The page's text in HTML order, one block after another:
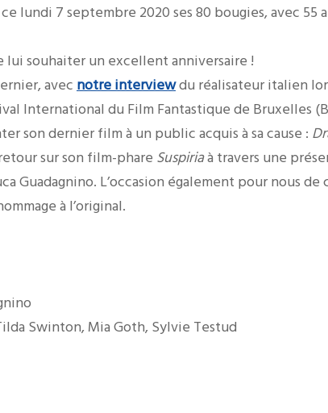
lundi 7 septembre 2020 ses 80 bougies, avec 55
lui souhaiter un excellent anniversaire !
avecnotre interviewdu réalisateur italien
International du Film Fantastique de Bruxelles
son dernier film à un public acquis à sa cause :
sur son film-phare Suspiriaà travers une
Guadagnino. L’occasion également pour nous
à l’original.
Swinton, Mia Goth, Sylvie Testud